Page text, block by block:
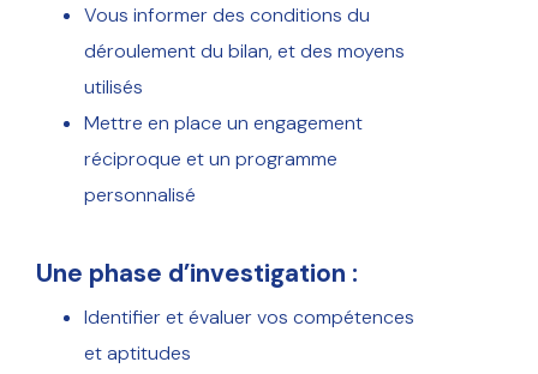
Vous informer des conditions du
déroulement du bilan, et des moyens
utilisés
Mettre en place un engagement
réciproque et un programme
personnalisé
Une phase d’investigation :
Identifier et évaluer vos compétences
et aptitudes